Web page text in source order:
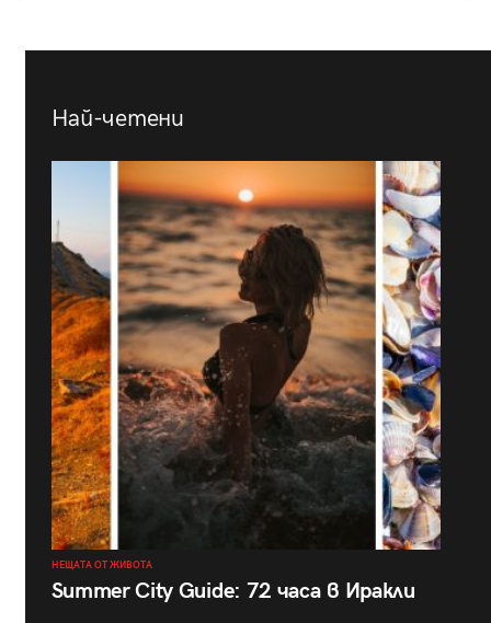
Най-четени
НЕЩАТА ОТ ЖИВОТА
Summer City Guide: 72 часа в Иракли